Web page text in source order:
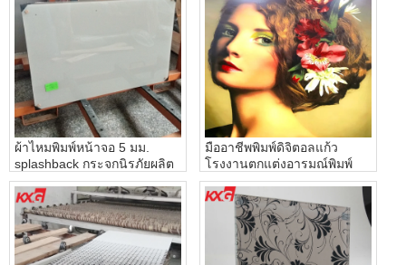
ผ้าไหมพิมพ์หน้าจอ 5 มม.
splashback กระจกนิรภัยผลิต
โดยโรงงานกระจกอาคาร
KXG ประเทศจีน
มืออาชีพพิมพ์ดิจิตอลแก้ว
โรงงานตกแต่งอารมณ์พิมพ์
ดิจิตอลแก้ว